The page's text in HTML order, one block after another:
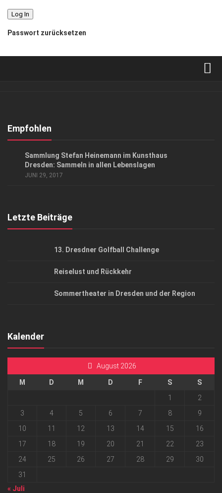
Passwort zurücksetzen
Kontakt, Impressum
Empfohlen
Sammlung Stefan Heinemann im Kunsthaus
Dresden: Sammeln in allen Lebenslagen
JUNI 29, 2017
Letzte Beiträge
13. Dresdner Golfball Challenge
Reiselust und Rückkehr
Sommertheater in Dresden und der Region
Kalender
August 2026
M D M D F S
S
1
2
3
4 5 6 7 8
9
10
11 12 13 14 15
16
17
18 19 20 21 22
23
24
25 26 27 28 29
30
31
« Juli